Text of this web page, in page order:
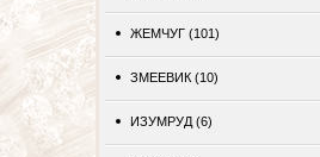
ЖЕМЧУГ (101)
ЗМЕЕВИК (10)
ИЗУМРУД (6)